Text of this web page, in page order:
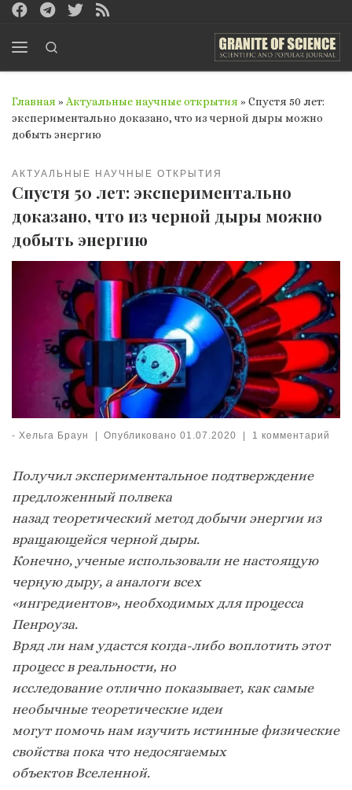
Перейти к содержимому
Главная » Актуальные научные открытия » Спустя 50 лет:
экспериментально доказано, что из черной дыры можно
добыть энергию
АКТУАЛЬНЫЕ НАУЧНЫЕ ОТКРЫТИЯ
Спустя 50 лет: экспериментально
доказано, что из черной дыры можно
добыть энергию
- Хельга Браун | Опубликовано01.07.2020 | 1 комментарий
Получил экспериментальное подтверждение
предложенный полвека
назад теоретический метод добычи энергии из
вращающейся черной дыры.
Конечно, ученые использовали не настоящую
черную дыру, а аналоги всех
«ингредиентов», необходимых для процесса
Пенроуза.
Вряд ли нам удастся когда-либо воплотить этот
процесс в реальности, но
исследование отлично показывает, как самые
необычные теоретические идеи
могут помочь нам изучить истинные физические
свойства пока что недосягаемых
объектов Вселенной.